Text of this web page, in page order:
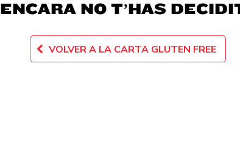
ENCARA NO T’HAS
VOLVER A LA CARTA GLUTEN FREE